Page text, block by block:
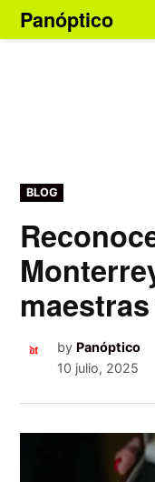
Skip
to
Panóptico
POSTED
IN
BLOG
by Panóptico
10 julio, 2025